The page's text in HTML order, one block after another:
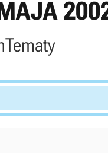
Tematy